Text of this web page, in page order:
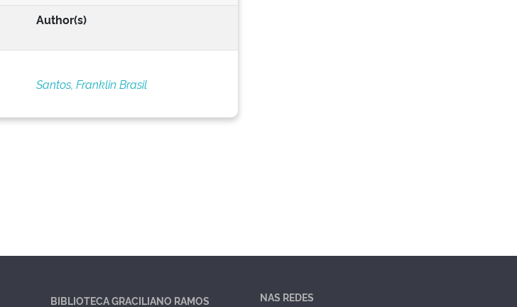
Author(s)
Santos, Franklin Brasil
BIBLIOTECA GRACILIANO RAMOS NAS REDES